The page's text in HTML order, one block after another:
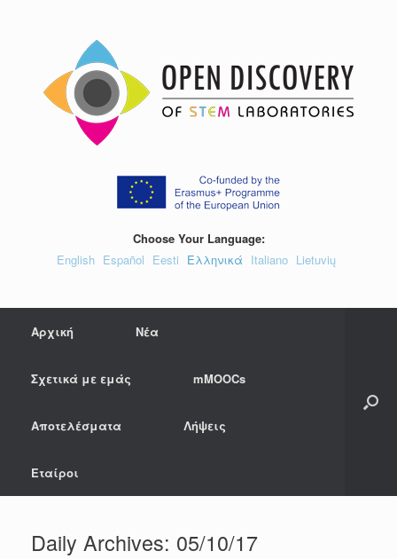
Choose Your Language:
English Español Eesti Ελληνικά Italiano Lietuvių
Αρχική Νέα
Σχετικά με εμάς mMOOCs
Αποτελέσματα Λήψεις
Εταίροι
Daily Archives: 05/10/17